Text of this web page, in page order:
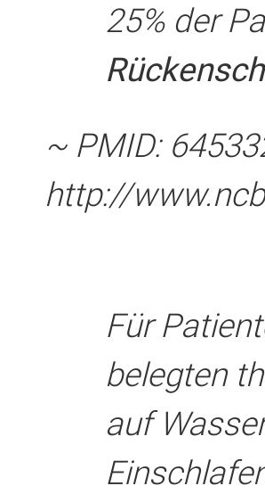
25% der
~ PMID:
http://
Für
belegten
auf